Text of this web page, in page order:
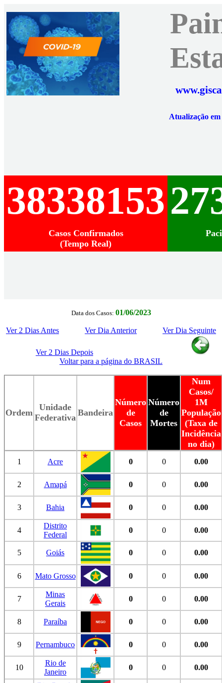
Atualização
38338153
Casos Confirmados
(Tempo Real)
Data dos Casos: 01/06/2023
Ver 2 Dias Antes Ver Dia Anterior Ver Dia Seguinte
Ver 2 Dias Depois
Voltar para a página do BRASIL
Ordem
Unidade
Federativa Bandeira
Número
de
Casos
Número
de
Mortes
Num
Casos/
1M
População
(Taxa de
Incidência
no dia)
1 Acre 0 0 0.00
2 Amapá 0 0 0.00
3 Bahia 0 0 0.00
4
Distrito
Federal
0 0 0.00
5 Goiás 0 0 0.00
6 Mato Grosso 0 0 0.00
7
Minas
Gerais
0 0 0.00
8 Paraíba 0 0 0.00
9 Pernambuco 0 0 0.00
10
Rio de
Janeiro
0 0 0.00